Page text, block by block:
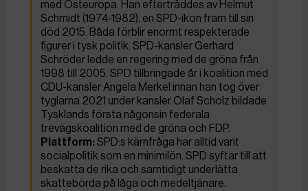
med Östeuropa. Han efterträddes av Helmut
Schmidt (1974-1982), en SPD-ikon fram till sin
död 2015. Båda förblir enormt respekterade
figurer i tysk politik. SPD-kansler Gerhard
Schröder ledde en regering med de gröna från
1998 till 2005. SPD tillbringade år i koalition med
CDU-kansler Angela Merkel innan han tog över
tyglarna 2021 under kansler Olaf Scholz bildade
Tysklands första någonsin federala
trevägskoalition med de gröna och FDP.
Plattform: SPD:s kärnfråga har alltid varit
socialpolitik som en minimilön. SPD syftar till att
beskatta de rika och samtidigt underlätta
skattebörda på låga och medeltjänare.